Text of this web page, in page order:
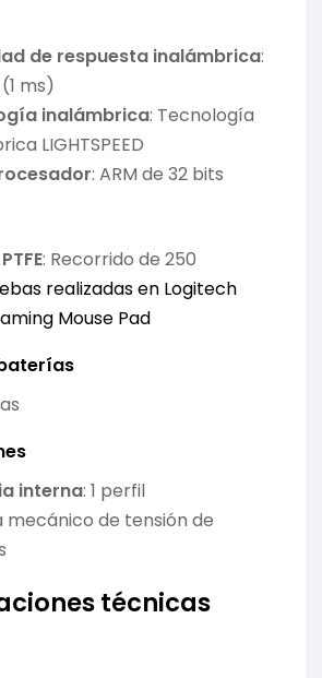
de respuesta inalámbrica:
ms)
inalámbrica: Tecnología
LIGHTSPEED
: ARM de 32 bits
: Recorrido de 250
realizadas en Logitech
Mouse Pad
interna: 1 perfil
mecánico de tensión de
técnicas